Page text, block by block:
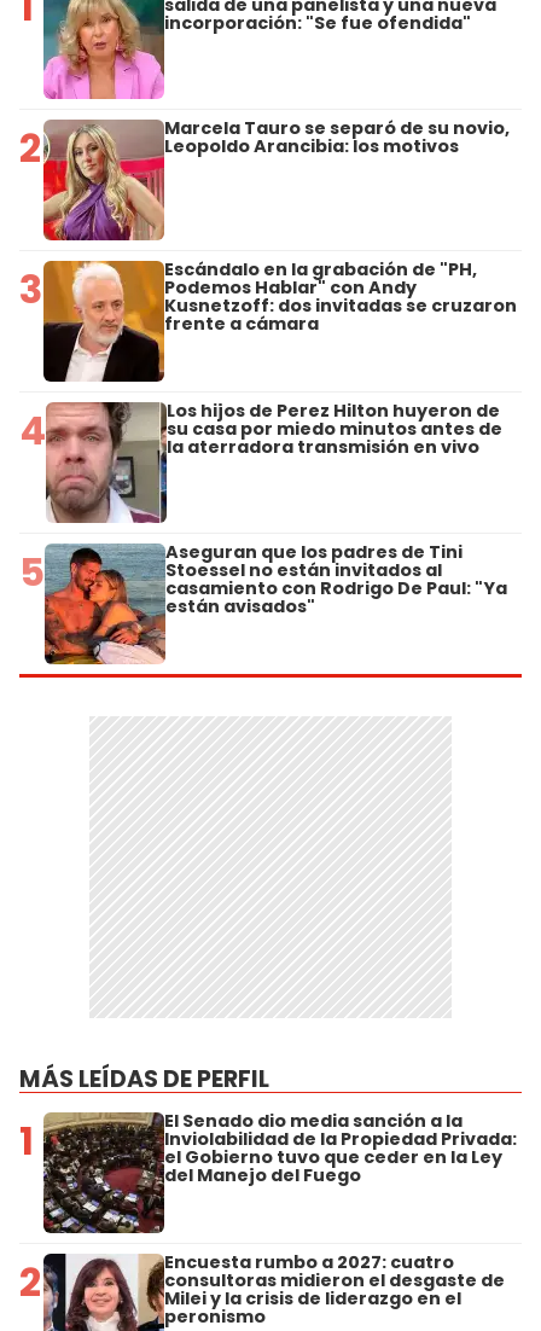
salida de una panelista y una nueva
incorporación: "Se fue ofendida"
2 Marcela Tauro se separó de su novio,
Leopoldo Arancibia: los motivos
3 Escándalo en la grabación de "PH,
Podemos Hablar" con Andy
Kusnetzoff: dos invitadas se cruzaron
frente a cámara
4 Los hijos de Perez Hilton huyeron de
su casa por miedo minutos antes de
la aterradora transmisión en vivo
5 Aseguran que los padres de Tini
Stoessel no están invitados al
casamiento con Rodrigo De Paul: "Ya
están avisados"
MÁS LEÍDAS DE PERFIL
1 El Senado dio media sanción a la
Inviolabilidad de la Propiedad Privada:
el Gobierno tuvo que ceder en la Ley
del Manejo del Fuego
2 Encuesta rumbo a 2027: cuatro
consultoras midieron el desgaste de
Milei y la crisis de liderazgo en el
peronismo